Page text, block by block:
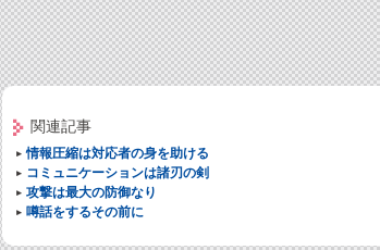
関連記事
情報圧縮は対応者の身を助ける
コミュニケーションは諸刃の剣
攻撃は最大の防御なり
噂話をするその前に